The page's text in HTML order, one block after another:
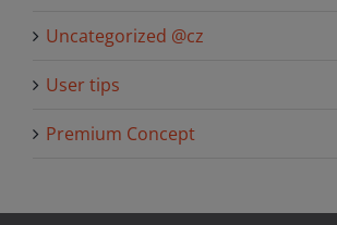
Uncategorized @cz
User tips
Premium Concept